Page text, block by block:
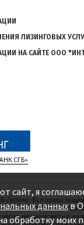
ЛИЗИНГОВЫХ
НА САЙТЕ ООО
СГБ»
Лизинг. Все права
данном сайте,
не налагают на
сайт, я
данныхв
обработку моих